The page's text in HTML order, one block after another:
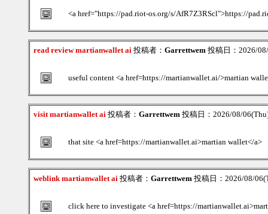
<a href="https://pad.riot-os.org/s/AfR7Z3RScl">https://
read review martianwallet ai 投稿者： Garrettwem 投稿日：2026/
useful content <a href=https://martianwallet.ai/>martian
visit martianwallet ai 投稿者： Garrettwem 投稿日：2026/08/
that site <a href=https://martianwallet.ai>martian wallet</a>
weblink martianwallet ai 投稿者： Garrettwem 投稿日：2026/08/
click here to investigate <a href=https://